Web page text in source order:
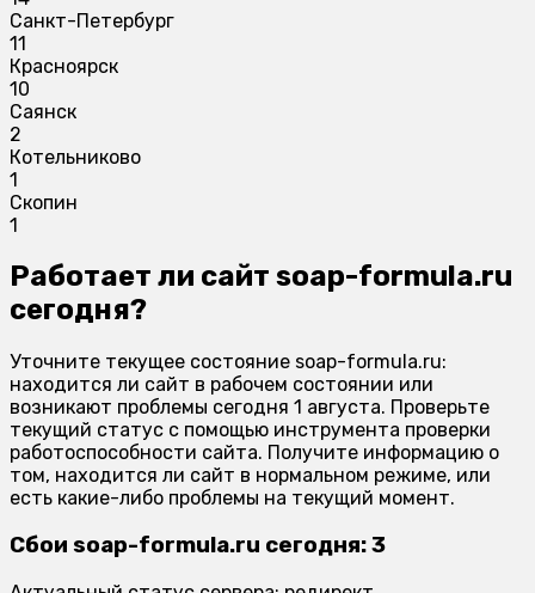
Санкт-Петербург
11
Красноярск
10
Саянск
2
Котельниково
1
Скопин
1
Работает ли сайт soap-formula.ru
сегодня?
Уточните текущее состояние soap-formula.ru:
находится ли сайт в рабочем состоянии или
возникают проблемы сегодня 1 августа. Проверьте
текущий статус с помощью инструмента проверки
работоспособности сайта. Получите информацию о
том, находится ли сайт в нормальном режиме, или
есть какие-либо проблемы на текущий момент.
Сбои soap-formula.ru сегодня: 3